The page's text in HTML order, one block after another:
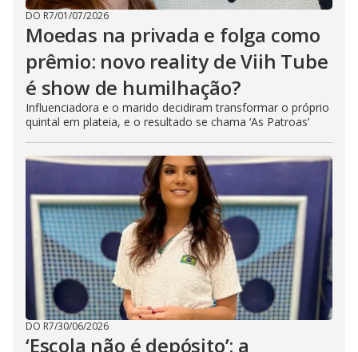
DO R7/01/07/2026
Moedas na privada e folga como
prêmio: novo reality de Viih Tube
é show de humilhação?
Influenciadora e o marido decidiram transformar o próprio
quintal em plateia, e o resultado se chama ‘As Patroas’
DO R7/30/06/2026
‘Escola não é depósito’: a